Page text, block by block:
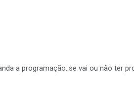
a programação..se vai ou não ter